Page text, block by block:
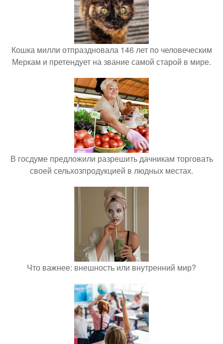
Кошка милли отпраздновала 146 лет по человеческим
Меркам и претендует на звание самой старой в мире.
В госдуме предложили разрешить дачникам торговать
своей сельхозпродукцией в людных местах.
Что важнее: внешность или внутренний мир?